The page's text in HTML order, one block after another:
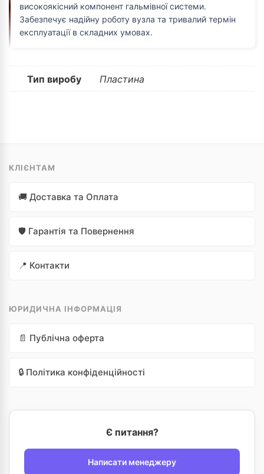
високоякісний компонент гальмівної системи.
Забезпечує надійну роботу вузла та тривалий термін
експлуатації в складних умовах.
Тип виробу Пластина
КЛІЄНТАМ
🚚 Доставка та Оплата
🛡️ Гарантія та Повернення
📍 Контакти
ЮРИДИЧНА ІНФОРМАЦІЯ
📄 Публічна оферта
🔒 Політика конфіденційності
Є питання?
Написати менеджеру